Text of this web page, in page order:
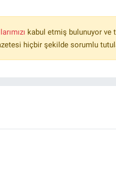
kabul etmiş bulunuyor ve
hiçbir şekilde sorumlu